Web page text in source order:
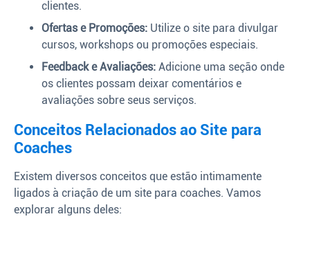
clientes.
Ofertas e Promoções: Utilize o site para divulgar
cursos, workshops ou promoções especiais.
Feedback e Avaliações: Adicione uma seção onde
os clientes possam deixar comentários e
avaliações sobre seus serviços.
Conceitos Relacionados ao Site para
Coaches
Existem diversos conceitos que estão intimamente
ligados à criação de um site para coaches. Vamos
explorar alguns deles: